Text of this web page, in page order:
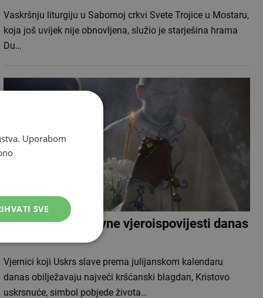
Vaskršnju liturgiju u Sabornoj crkvi Svete Trojice u Mostaru,
koja još uvijek nije obnovljena, služio je starješina hrama
Du…
Vjernici pravoslavne vjeroispovijesti danas
Vjernici koji Uskrs slave prema julijanskom kalendaru
danas obilježavaju najveći kršćanski blagdan, Kristovo
uskrsnuće, simbol pobjede života…
Uporabom
SVE